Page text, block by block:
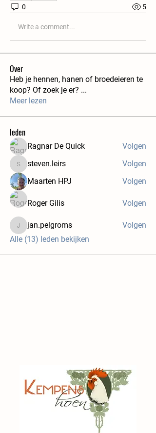
0 5
Write a comment...
Over
Heb je hennen, hanen of broedeieren te
koop? Of zoek je er? ...
Meer lezen
leden
Ragnar De Quick Volgen
steven.leirs
steven.leirs
Volgen
Maarten HPJ
Volgen
Roger Gilis Volgen
jan.pelgroms
jan.pelgroms
Volgen
Alle (13) leden bekijken